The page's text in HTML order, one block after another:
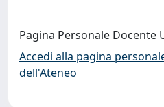
Pagina Personale Docente
Accedi alla pagina
dell'Ateneo